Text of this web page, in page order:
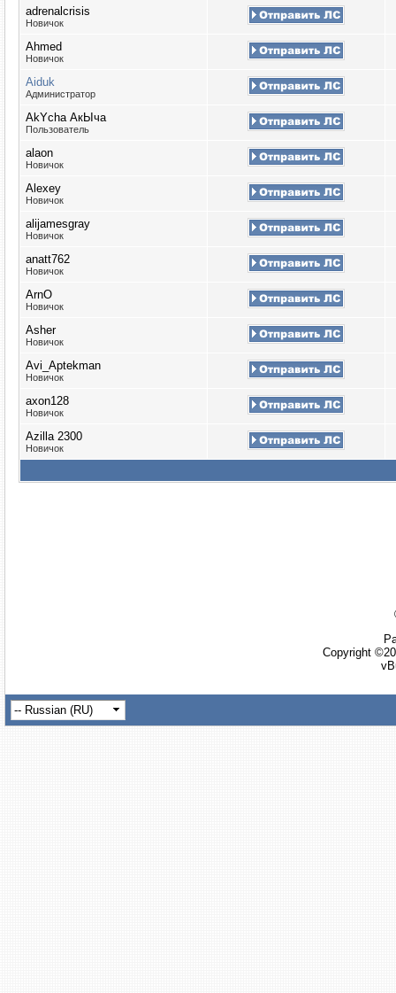
adrenalcrisis
Новичок
Ahmed
Новичок
Aiduk
Администратор
AkYcha АкЫча
Пользователь
alaon
Новичок
Alexey
Новичок
alijamesgray
Новичок
anatt762
Новичок
ArnO
Новичок
Asher
Новичок
Avi_Aptekman
Новичок
axon128
Новичок
Azilla 2300
Новичок
Copyright